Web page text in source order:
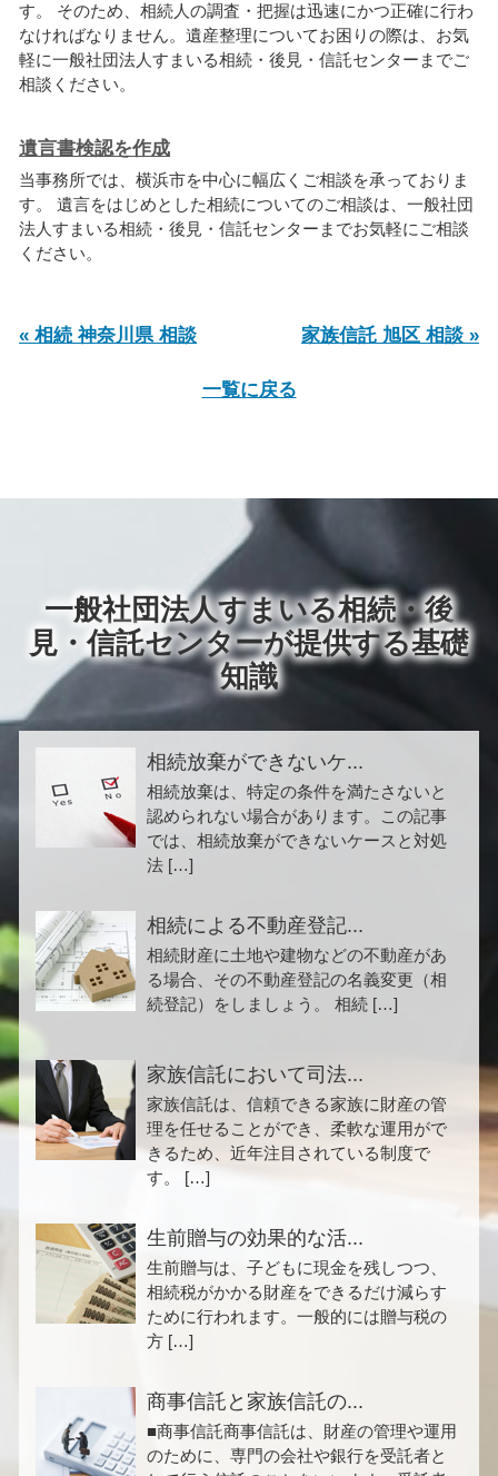
す。 そのため、相続人の調査・把握は迅速にかつ正確に行わ
なければなりません。遺産整理についてお困りの際は、お気
軽に一般社団法人すまいる相続・後見・信託センターまでご
相談ください。
遺言書検認を作成
当事務所では、横浜市を中心に幅広くご相談を承っておりま
す。 遺言をはじめとした相続についてのご相談は、一般社団
法人すまいる相続・後見・信託センターまでお気軽にご相談
ください。
« 相続 神奈川県 相談 家族信託 旭区 相談 »
一覧に戻る
一般社団法人すまいる相続・後
見・信託センターが提供する基礎
知識
相続放棄ができないケ...
相続放棄は、特定の条件を満たさないと
認められない場合があります。この記事
では、相続放棄ができないケースと対処
法 […]
相続による不動産登記...
相続財産に土地や建物などの不動産があ
る場合、その不動産登記の名義変更（相
続登記）をしましょう。 相続 […]
家族信託において司法...
家族信託は、信頼できる家族に財産の管
理を任せることができ、柔軟な運用がで
きるため、近年注目されている制度で
す。 […]
生前贈与の効果的な活...
生前贈与は、子どもに現金を残しつつ、
相続税がかかる財産をできるだけ減らす
ために行われます。一般的には贈与税の
方 […]
商事信託と家族信託の...
■商事信託商事信託は、財産の管理や運用
のために、専門の会社や銀行を受託者と